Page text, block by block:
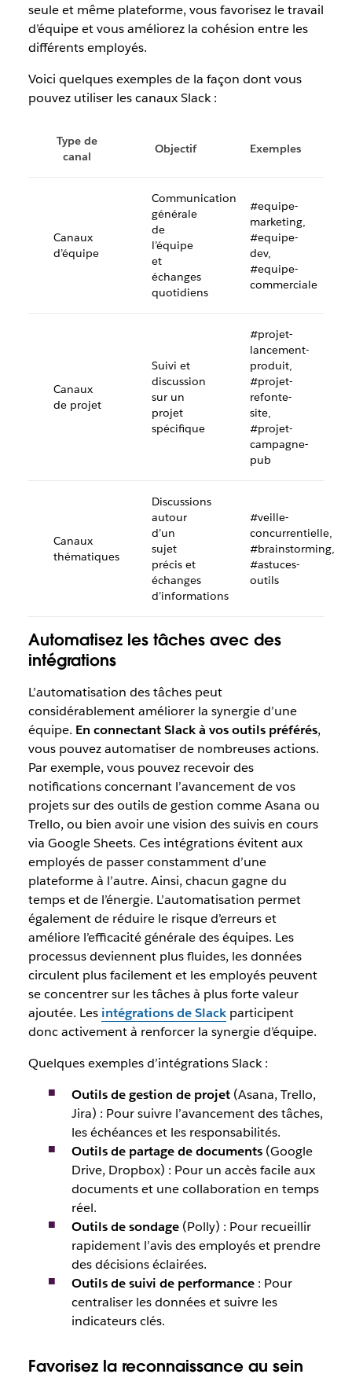
seule et même plateforme, vous favorisez le travail
d’équipe et vous améliorez la cohésion entre les
différents employés.
Voici quelques exemples de la façon dont vous
pouvez utiliser les canaux Slack :
Type de
canal
Objectif Exemples
Canaux
d’équipe
Communication
générale
de
l’équipe
et
échanges
quotidiens
#equipe-
marketing,
#equipe-
dev,
#equipe-
commerciale
Canaux
de projet
Suivi et
discussion
sur un
projet
spécifique
#projet-
lancement-
produit,
#projet-
refonte-
site,
#projet-
campagne-
pub
Canaux
thématiques
Discussions
autour
d’un
sujet
précis et
échanges
d’informations
#veille-
concurrentielle,
#brainstorming,
#astuces-
outils
Automatisez les tâches avec des
intégrations
L’automatisation des tâches peut
considérablement améliorer la synergie d’une
équipe. En connectant Slack à vos outils préférés,
vous pouvez automatiser de nombreuses actions.
Par exemple, vous pouvez recevoir des
notifications concernant l’avancement de vos
projets sur des outils de gestion comme Asana ou
Trello, ou bien avoir une vision des suivis en cours
via Google Sheets. Ces intégrations évitent aux
employés de passer constamment d’une
plateforme à l’autre. Ainsi, chacun gagne du
temps et de l’énergie. L’automatisation permet
également de réduire le risque d’erreurs et
améliore l’efficacité générale des équipes. Les
processus deviennent plus fluides, les données
circulent plus facilement et les employés peuvent
se concentrer sur les tâches à plus forte valeur
ajoutée. Les intégrations de Slackparticipent
donc activement à renforcer la synergie d’équipe.
Quelques exemples d’intégrations Slack :
Outils de gestion de projet(Asana, Trello,
Jira) : Pour suivre l’avancement des tâches,
les échéances et les responsabilités.
Outils de partage de documents(Google
Drive, Dropbox) : Pour un accès facile aux
documents et une collaboration en temps
réel.
Outils de sondage(Polly) : Pour recueillir
rapidement l’avis des employés et prendre
des décisions éclairées.
Outils de suivi de performance: Pour
centraliser les données et suivre les
indicateurs clés.
Favorisez la reconnaissance au sein